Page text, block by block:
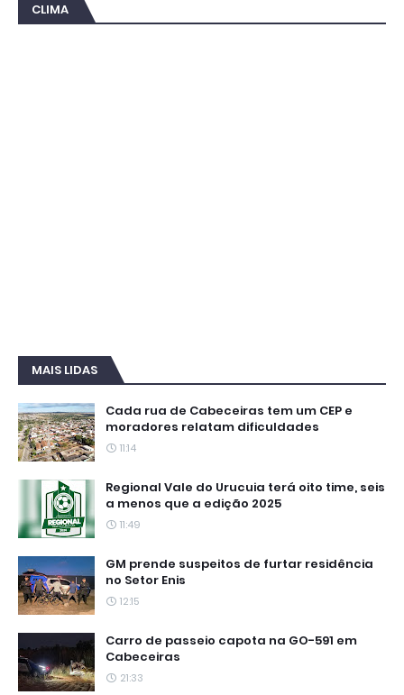
CLIMA
MAIS LIDAS
Cada rua de Cabeceiras tem um CEP e
moradores relatam dificuldades
11:14
Regional Vale do Urucuia terá oito time, seis
a menos que a edição 2025
11:49
GM prende suspeitos de furtar residência
no Setor Enis
12:15
Carro de passeio capota na GO-591 em
Cabeceiras
21:33